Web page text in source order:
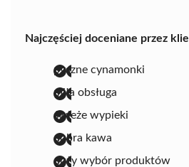
Najczęściej doceniane przez
pyszne cynamonki
miła obsługa
świeże wypieki
dobra kawa
duży wybór produktów